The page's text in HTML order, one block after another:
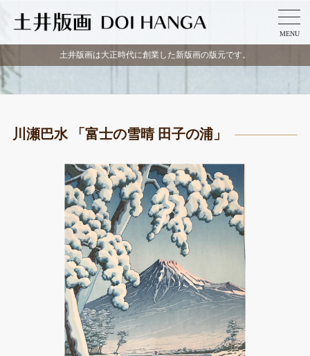
MENU
⼟井版画は⼤正時代に創業した新版画の版元です。
川瀬巴水 「富士の雪晴 田子の浦」